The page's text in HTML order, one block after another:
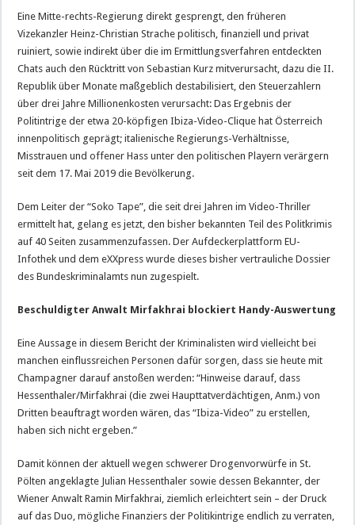
Eine Mitte-rechts-Regierung direkt gesprengt, den früheren
Vizekanzler Heinz-Christian Strache politisch, finanziell und privat
ruiniert, sowie indirekt über die im Ermittlungsverfahren entdeckten
Chats auch den Rücktritt von Sebastian Kurz mitverursacht, dazu die II.
Republik über Monate maßgeblich destabilisiert, den Steuerzahlern
über drei Jahre Millionenkosten verursacht: Das Ergebnis der
Politintrige der etwa 20-köpfigen Ibiza-Video-Clique hat Österreich
innenpolitisch geprägt; italienische Regierungs-Verhältnisse,
Misstrauen und offener Hass unter den politischen Playern verärgern
seit dem 17. Mai 2019 die Bevölkerung.
Dem Leiter der “Soko Tape”, die seit drei Jahren im Video-Thriller
ermittelt hat, gelang es jetzt, den bisher bekannten Teil des Politkrimis
auf 40 Seiten zusammenzufassen. Der Aufdeckerplattform EU-
Infothek und dem eXXpress wurde dieses bisher vertrauliche Dossier
des Bundeskriminalamts nun zugespielt.
Beschuldigter Anwalt Mirfakhrai blockiert Handy-Auswertung
Eine Aussage in diesem Bericht der Kriminalisten wird vielleicht bei
manchen einflussreichen Personen dafür sorgen, dass sie heute mit
Champagner darauf anstoßen werden: “Hinweise darauf, dass
Hessenthaler/Mirfakhrai (die zwei Haupttatverdächtigen, Anm.) von
Dritten beauftragt worden wären, das “Ibiza-Video” zu erstellen,
haben sich nicht ergeben.”
Damit können der aktuell wegen schwerer Drogenvorwürfe in St.
Pölten angeklagte Julian Hessenthaler sowie dessen Bekannter, der
Wiener Anwalt Ramin Mirfakhrai, ziemlich erleichtert sein – der Druck
auf das Duo, mögliche Finanziers der Politikintrige endlich zu verraten,